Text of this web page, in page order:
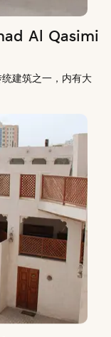
Al Qasimi
建筑之一，内有大